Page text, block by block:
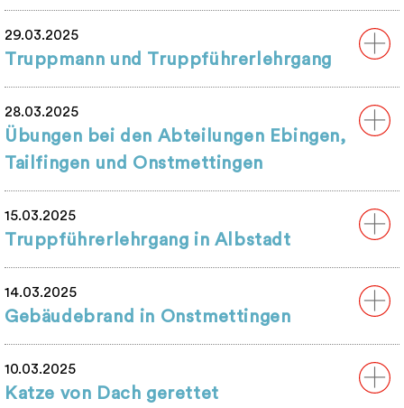
29.03.2025
Truppmann und Truppführerlehrgang
28.03.2025
Übungen bei den Abteilungen Ebingen,
Tailfingen und Onstmettingen
15.03.2025
Truppführerlehrgang in Albstadt
14.03.2025
Gebäudebrand in Onstmettingen
10.03.2025
Katze von Dach gerettet